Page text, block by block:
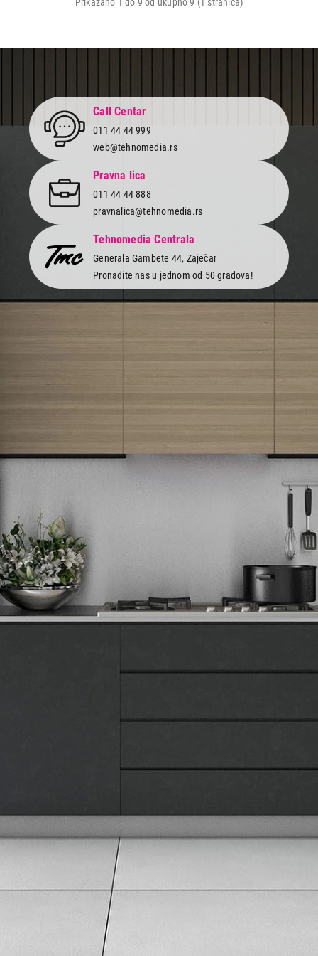
Call Centar
011 44 44 999
web@tehnomedia.rs
Pravna lica
011 44 44 888
pravnalica@tehnomedia.rs
Tehnomedia Centrala
Generala Gambete 44, Zaječar
Pronađite nas u jednom od 50 gradova!
Tehnomedia
O nama
Naše prodavnice
Korisnički servis
Reklamacije i servis
Pratite nas na društvenim mrežama